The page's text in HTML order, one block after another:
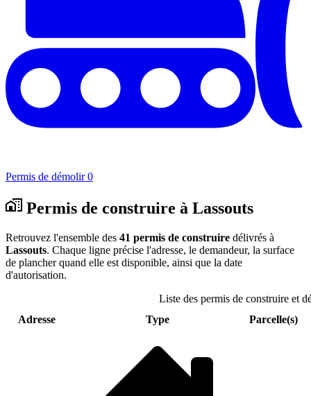
Permis de démolir 0
Permis de construire à Lassouts
Retrouvez l'ensemble des 41 permis de construire délivrés à
Lassouts. Chaque ligne précise l'adresse, le demandeur, la surface
de plancher quand elle est disponible, ainsi que la date
d'autorisation.
Liste des permis de construire et
Adresse
Type Parcelle(s)